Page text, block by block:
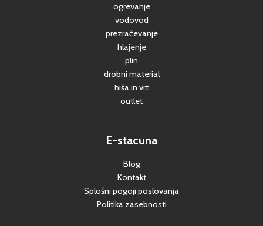
ogrevanje
vodovod
prezračevanje
hlajenje
plin
drobni material
hiša in vrt
outlet
E-stacuna
Blog
Kontakt
Splošni pogoji poslovanja
Politika zasebnosti